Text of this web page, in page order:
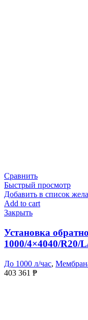
Сравнить
Быстрый просмотр
Добавить в список
Add to cart
Закрыть
Установка
1000/4×4040/R20/
До 1000 л/час,
403 361 ₱